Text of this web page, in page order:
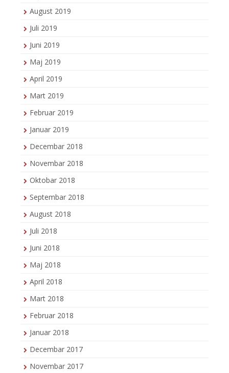
August 2019
Juli 2019
Juni 2019
Maj 2019
April 2019
Mart 2019
Februar 2019
Januar 2019
Decembar 2018
Novembar 2018
Oktobar 2018
Septembar 2018
August 2018
Juli 2018
Juni 2018
Maj 2018
April 2018
Mart 2018
Februar 2018
Januar 2018
Decembar 2017
Novembar 2017